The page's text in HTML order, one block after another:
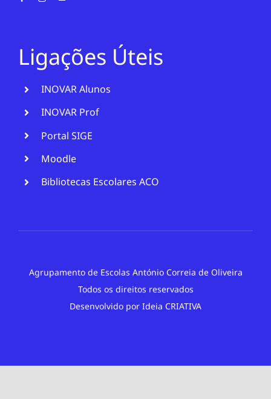
Ligações Úteis
INOVAR Alunos
INOVAR Prof
Portal SIGE
Moodle
Bibliotecas Escolares ACO
Agrupamento de Escolas António Correia de Oliveira
Todos os direitos reservados
Desenvolvido por Ideia CRIATIVA